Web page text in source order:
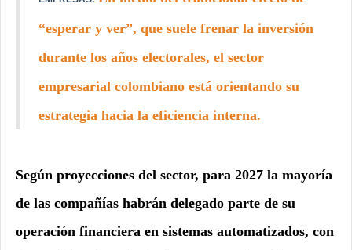
“esperar y ver”, que suele frenar la inversión
durante los años electorales, el sector
empresarial colombiano está orientando su
estrategia hacia la eficiencia interna.
Según proyecciones del sector, para 2027 la mayoría
de las compañías habrán delegado parte de su
operación financiera en sistemas automatizados, con